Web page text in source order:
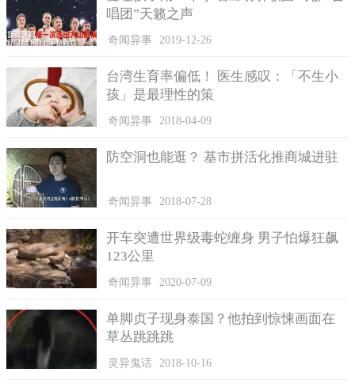
唱团”天籁之声
奇闻异事 2019-12-26
台湾生育率偏低！ 医生感叹：「不生小
孩」是最理性的策
奇闻异事 2018-04-09
防空洞也能逛？ 基市拼活化推商城进驻
奇闻异事 2018-07-28
开车突遭世界级毒蛇缠身 男子怕爆狂飙
123公里
奇闻异事 2020-07-09
单脚贞子现身泰国？他拍到惊悚画面在
草丛跳跳跳
灵异鬼话 2018-10-16